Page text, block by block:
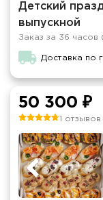
Детский
выпускной
Заказ за 36 часов
Доставка по
50 300 ₽
1 отзывов